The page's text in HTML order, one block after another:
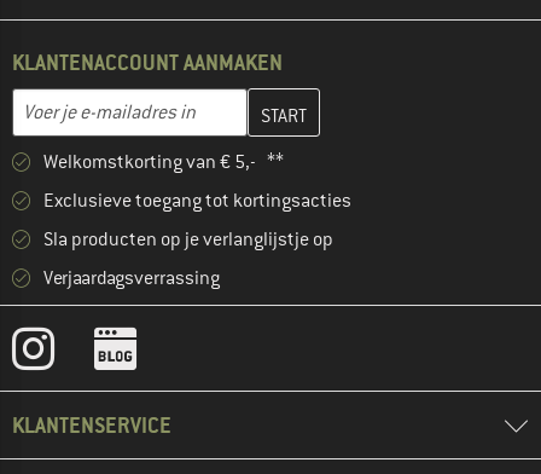
KLANTENACCOUNT AANMAKEN
E-mailadres
Vul je e-mailadres hier in en maak in de volgende stap je
Welkomstkorting van € 5,- **
Exclusieve toegang tot kortingsacties
Sla producten op je verlanglijstje op
Verjaardagsverrassing
KLANTENSERVICE